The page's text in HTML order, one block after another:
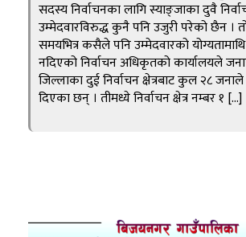
सदस्य निर्वाचनका लागि स्याङ्जाका दुवै
उम्मेदवारविरुद्ध कुनै पनि उजुरी परेको छैन ।
समयभित्र कसैले पनि उम्मेदवारको योग्यतामाथि
नदिएको निर्वाचन अधिकृतको कार्यालयले
जिल्लाका दुई निर्वाचन क्षेत्रबाट कुल २८ जनाले
दिएका छन् । तीमध्ये निर्वाचन क्षेत्र नम्बर १ […]